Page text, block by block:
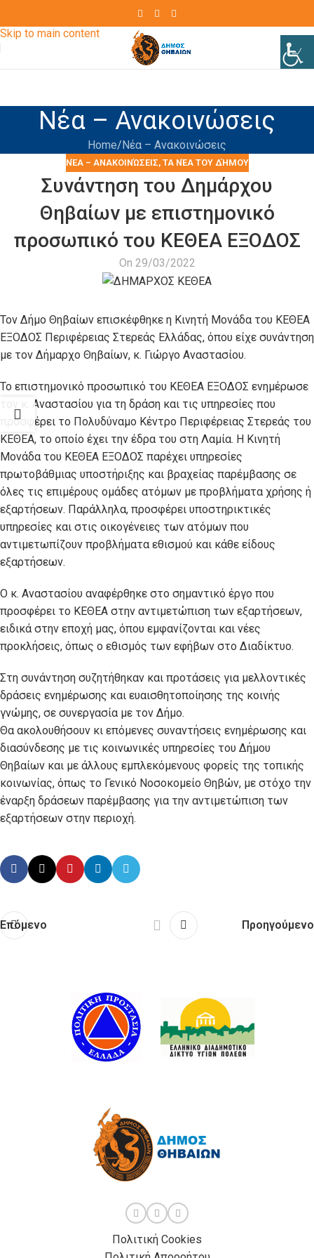
Skip to main content
Νέα – Ανακοινώσεις
Home Νέα – Ανακοινώσεις
ΝΈΑ – ΑΝΑΚΟΙΝΏΣΕΙΣ, ΤΑ ΝΈΑ ΤΟΥ ΔΉΜΟΥ
Συνάντηση του Δημάρχου
Θηβαίων με επιστημονικό
προσωπικό του ΚΕΘΕΑ ΕΞΟΔΟΣ
On 29/03/2022
Τον Δήμο Θηβαίων επισκέφθηκε η Κινητή Μονάδα του ΚΕΘΕΑ
ΕΞΟΔΟΣ Περιφέρειας Στερεάς Ελλάδας, όπου είχε συνάντηση
με τον Δήμαρχο Θηβαίων, κ. Γιώργο Αναστασίου.
Το επιστημονικό προσωπικό του ΚΕΘΕΑ ΕΞΟΔΟΣ ενημέρωσε
τον κ. Αναστασίου για τη δράση και τις υπηρεσίες που
προσφέρει το Πολυδύναμο Κέντρο Περιφέρειας Στερεάς του
ΚΕΘΕΑ, το οποίο έχει την έδρα του στη Λαμία. Η Κινητή
Μονάδα του ΚΕΘΕΑ ΕΞΟΔΟΣ παρέχει υπηρεσίες
πρωτοβάθμιας υποστήριξης και βραχείας παρέμβασης σε
όλες τις επιμέρους ομάδες ατόμων με προβλήματα χρήσης ή
εξαρτήσεων. Παράλληλα, προσφέρει υποστηρικτικές
υπηρεσίες και στις οικογένειες των ατόμων που
αντιμετωπίζουν προβλήματα εθισμού και κάθε είδους
εξαρτήσεων.
Ο κ. Αναστασίου αναφέρθηκε στο σημαντικό έργο που
προσφέρει το ΚΕΘΕΑ στην αντιμετώπιση των εξαρτήσεων,
ειδικά στην εποχή μας, όπου εμφανίζονται και νέες
προκλήσεις, όπως ο εθισμός των εφήβων στο Διαδίκτυο.
Στη συνάντηση συζητήθηκαν και προτάσεις για μελλοντικές
δράσεις ενημέρωσης και ευαισθητοποίησης της κοινής
γνώμης, σε συνεργασία με τον Δήμο.
Θα ακολουθήσουν κι επόμενες συναντήσεις ενημέρωσης και
διασύνδεσης με τις κοινωνικές υπηρεσίες του Δήμου
Θηβαίων και με άλλους εμπλεκόμενους φορείς της τοπικής
κοινωνίας, όπως το Γενικό Νοσοκομείο Θηβών, με στόχο την
έναρξη δράσεων παρέμβασης για την αντιμετώπιση των
εξαρτήσεων στην περιοχή.
Επόμενο Προηγούμενο
Πολιτική Cookies